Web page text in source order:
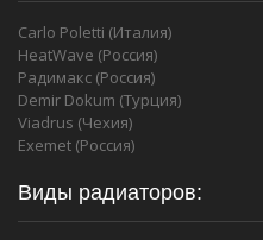
Carlo Poletti (Италия)
HeatWave (Россия)
Радимакс (Россия)
Demir Dokum (Турция)
Viadrus (Чехия)
Exemet (Россия)
Виды радиаторов: